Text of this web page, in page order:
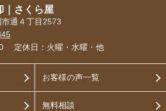
｜さくら屋
通４丁目2573
定休日：火曜・水曜・他
お客様の声一覧
無料相談